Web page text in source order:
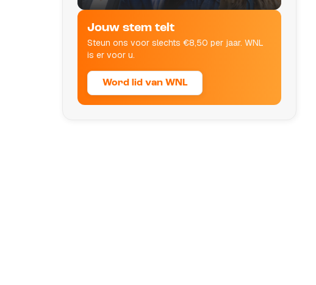
leven raken.
Jouw stem telt
Steun ons voor slechts €8,50 per jaar. WNL
is er voor u.
Word lid van WNL